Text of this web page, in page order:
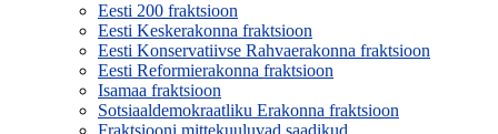
Eesti 200 fraktsioon
Eesti Keskerakonna fraktsioon
Eesti Konservatiivse Rahvaerakonna fraktsioon
Eesti Reformierakonna fraktsioon
Isamaa fraktsioon
Sotsiaaldemokraatliku Erakonna fraktsioon